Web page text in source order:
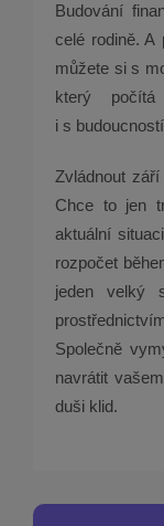
Budování
celé rodině. A
můžete si s
který
i s
Zvládnout
Chce to jen
aktuální
rozpočet
jeden velký
Společně
navrátit
duši klid.